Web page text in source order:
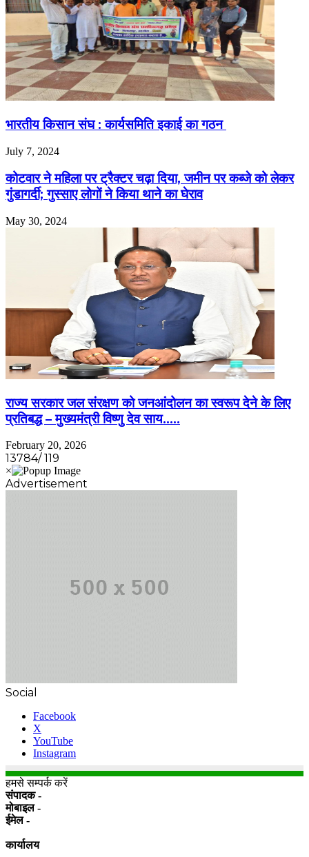
भारतीय किसान संघ : कार्यसमिति इकाई का गठन
July 7, 2024
कोटवार ने महिला पर ट्रैक्टर चढ़ा दिया, जमीन पर कब्जे को लेकर
गुंडागर्दी; गुस्साए लोगों ने किया थाने का घेराव
May 30, 2024
राज्य सरकार जल संरक्षण को जनआंदोलन का स्वरूप देने के लिए
प्रतिबद्ध – मुख्यमंत्री विष्णु देव साय…..
February 20, 2026
13784/ 119
Advertisement
Social
Facebook
X
YouTube
Instagram
हमसे सम्पर्क करें
संपादक -
मोबाइल -
ईमेल -
कार्यालय